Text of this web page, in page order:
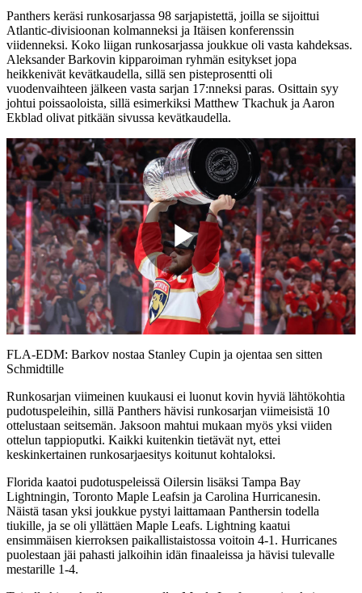
Panthers keräsi runkosarjassa 98 sarjapistettä, joilla se sijoittui
Atlantic-divisioonan kolmanneksi ja Itäisen konferenssin
viidenneksi. Koko liigan runkosarjassa joukkue oli vasta kahdeksas.
Aleksander Barkovin kipparoiman ryhmän esitykset jopa
heikkenivät kevätkaudella, sillä sen pisteprosentti oli
vuodenvaihteen jälkeen vasta sarjan 17:nneksi paras. Osittain syy
johtui poissaoloista, sillä esimerkiksi Matthew Tkachuk ja Aaron
Ekblad olivat pitkään sivussa kevätkaudella.
Play
Video
FLA-EDM: Barkov nostaa Stanley Cupin ja ojentaa sen sitten
Schmidtille
Runkosarjan viimeinen kuukausi ei luonut kovin hyviä lähtökohtia
pudotuspeleihin, sillä Panthers hävisi runkosarjan viimeisistä 10
ottelustaan seitsemän. Jaksoon mahtui mukaan myös yksi viiden
ottelun tappioputki. Kaikki kuitenkin tietävät nyt, ettei
keskinkertainen runkosarjaesitys koitunut kohtaloksi.
Florida kaatoi pudotuspeleissä Oilersin lisäksi Tampa Bay
Lightningin, Toronto Maple Leafsin ja Carolina Hurricanesin.
Näistä tasan yksi joukkue pystyi laittamaan Panthersin todella
tiukille, ja se oli yllättäen Maple Leafs. Lightning kaatui
ensimmäisen kierroksen paikallistaistossa voitoin 4-1. Hurricanes
puolestaan jäi pahasti jalkoihin idän finaaleissa ja hävisi tulevalle
mestarille 1-4.